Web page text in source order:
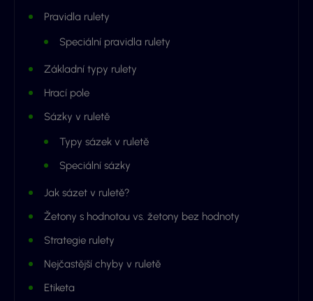
Pravidla rulety
Speciální pravidla rulety
Základní typy rulety
Hrací pole
Sázky v ruletě
Typy sázek v ruletě
Speciální sázky
Jak sázet v ruletě?
Žetony s hodnotou vs. žetony bez hodnoty
Strategie rulety
Nejčastější chyby v ruletě
Etiketa